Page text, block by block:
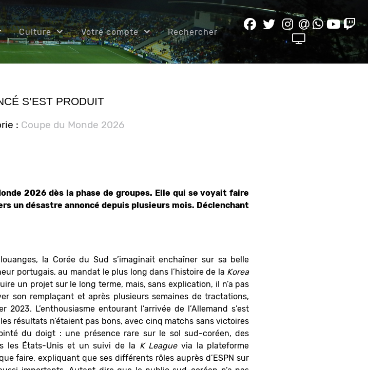
Culture Votre compte Rechercher
S’EST PRODUIT
: Coupe du Monde 2026
2026 dès la phase de groupes. Elle qui se voyait faire
un désastre annoncé depuis plusieurs mois. Déclenchant
la Corée du Sud s’imaginait enchaîner sur sa belle
portugais, au mandat le plus long dans l’histoire de la Korea
un projet sur le long terme, mais, sans explication, il n’a pas
son remplaçant et après plusieurs semaines de tractations,
L’enthousiasme entourant l’arrivée de l’Allemand s’est
résultats n’étaient pas bons, avec cinq matchs sans victoires
du doigt : une présence rare sur le sol sud-coréen, des
les États-Unis et un suivi de la K Leaguevia la plateforme
faire, expliquant que ses différents rôles auprès d’ESPN sur